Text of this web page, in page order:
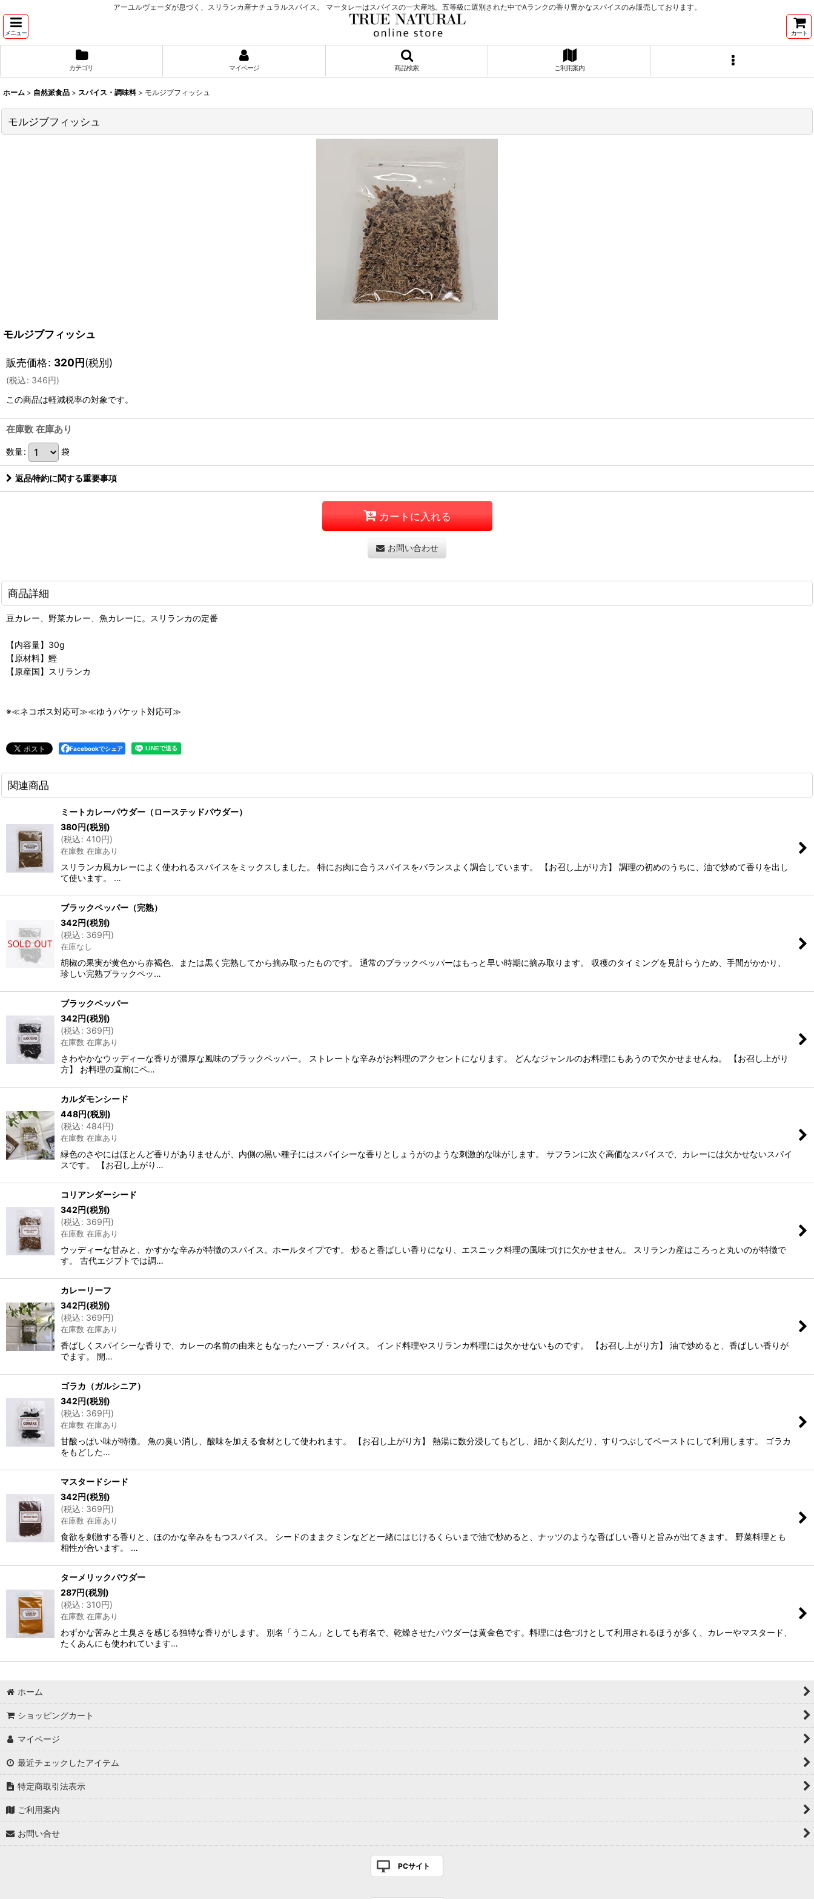
アーユルヴェーダが息づく、スリランカ産ナチュラルスパイス。 マータレーはスパイスの一大産地。五等級に選別された中でAランクの香り豊かなスパイスのみ販売しております。
メニュー カート
カテゴリ マイページ 商品検索 ご利用案内
ホーム > 自然派食品 > スパイス・調味料 > モルジブフィッシュ
モルジブフィッシュ
モルジブフィッシュ
販売価格: 320円(税別)
(税込: 346円)
この商品は軽減税率の対象です。
在庫数 在庫あり
数量: 袋
返品特約に関する重要事項
カートに入れる
お問い合わせ
商品詳細
豆カレー、野菜カレー、魚カレーに。スリランカの定番
【内容量】30g
【原材料】鰹
【原産国】スリランカ
※≪ネコポス対応可≫≪ゆうパケット対応可≫
Facebookでシェア
関連商品
ミートカレーパウダー（ローステッドパウダー）
380円(税別)
(税込: 410円)
在庫数 在庫あり
スリランカ風カレーによく使われるスパイスをミックスしました。 特にお肉に合うスパイスをバランスよく調合しています。 【お召し上がり方】 調理の初めのうちに、油で炒めて香りを出し
て使います。 …
ブラックペッパー（完熟）
342円(税別)
(税込: 369円)
在庫なし
胡椒の果実が黄色から赤褐色、または黒く完熟してから摘み取ったものです。 通常のブラックペッパーはもっと早い時期に摘み取ります。 収穫のタイミングを見計らうため、手間がかかり、
珍しい完熟ブラックペッ…
ブラックペッパー
342円(税別)
(税込: 369円)
在庫数 在庫あり
さわやかなウッディーな香りが濃厚な風味のブラックペッパー。 ストレートな辛みがお料理のアクセントになります。 どんなジャンルのお料理にもあうので欠かせませんね。 【お召し上がり
方】 お料理の直前にペ…
カルダモンシード
448円(税別)
(税込: 484円)
在庫数 在庫あり
緑色のさやにはほとんど香りがありませんが、内側の黒い種子にはスパイシーな香りとしょうがのような刺激的な味がします。 サフランに次ぐ高価なスパイスで、カレーには欠かせないスパイ
スです。 【お召し上がり…
コリアンダーシード
342円(税別)
(税込: 369円)
在庫数 在庫あり
ウッディーな甘みと、かすかな辛みが特徴のスパイス。ホールタイプです。 炒ると香ばしい香りになり、エスニック料理の風味づけに欠かせません。 スリランカ産はころっと丸いのが特徴で
す。 古代エジプトでは調…
カレーリーフ
342円(税別)
(税込: 369円)
在庫数 在庫あり
香ばしくスパイシーな香りで、カレーの名前の由来ともなったハーブ・スパイス。 インド料理やスリランカ料理には欠かせないものです。 【お召し上がり方】 油で炒めると、香ばしい香りが
でます。 開…
ゴラカ（ガルシニア）
342円(税別)
(税込: 369円)
在庫数 在庫あり
甘酸っぱい味が特徴。 魚の臭い消し、酸味を加える食材として使われます。 【お召し上がり方】 熱湯に数分浸してもどし、細かく刻んだり、すりつぶしてペーストにして利用します。 ゴラカ
をもどした…
マスタードシード
342円(税別)
(税込: 369円)
在庫数 在庫あり
食欲を刺激する香りと、ほのかな辛みをもつスパイス。 シードのままクミンなどと一緒にはじけるくらいまで油で炒めると、ナッツのような香ばしい香りと旨みが出てきます。 野菜料理とも
相性が合います。 …
ターメリックパウダー
287円(税別)
(税込: 310円)
在庫数 在庫あり
わずかな苦みと土臭さを感じる独特な香りがします。 別名「うこん」としても有名で、乾燥させたパウダーは黄金色です。料理には色づけとして利用されるほうが多く、カレーやマスタード、
たくあんにも使われています…
ホーム
ショッピングカート
マイページ
最近チェックしたアイテム
特定商取引法表示
ご利用案内
お問い合せ
PCサイト